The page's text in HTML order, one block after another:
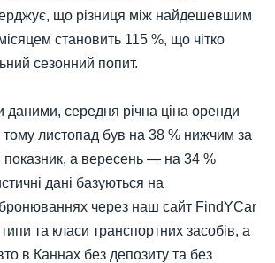
що різниця між найдешевшим
становить 115 %, що чітко
сезонний попит.
даними, середня річна ціна оренди
листопад був на 38 % нижчим за
показник, а вересень — на 34 %
дані базуються на
через наш сайт FindYCar
та класи транспортних засобів, а
в Каннах без депозиту та без